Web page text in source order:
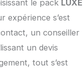
le pack LUXE
expérience s’est
un conseiller
un devis
tout s’est